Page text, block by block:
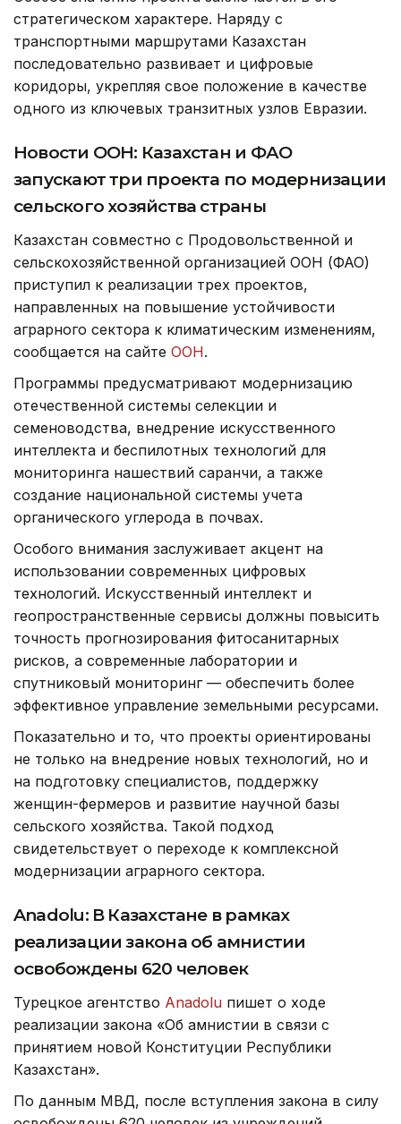
стратегическом характере. Наряду с
транспортными маршрутами Казахстан
последовательно развивает и цифровые
коридоры, укрепляя свое положение в качестве
одного из ключевых транзитных узлов Евразии.
Новости ООН: Казахстан и ФАО
запускают три проекта по модернизации
сельского хозяйства страны
Казахстан совместно с Продовольственной и
сельскохозяйственной организацией ООН (ФАО)
приступил к реализации трех проектов,
направленных на повышение устойчивости
аграрного сектора к климатическим изменениям,
сообщается на сайте ООН.
Программы предусматривают модернизацию
отечественной системы селекции и
семеноводства, внедрение искусственного
интеллекта и беспилотных технологий для
мониторинга нашествий саранчи, а также
создание национальной системы учета
органического углерода в почвах.
Особого внимания заслуживает акцент на
использовании современных цифровых
технологий. Искусственный интеллект и
геопространственные сервисы должны повысить
точность прогнозирования фитосанитарных
рисков, а современные лаборатории и
спутниковый мониторинг — обеспечить более
эффективное управление земельными ресурсами.
Показательно и то, что проекты ориентированы
не только на внедрение новых технологий, но и
на подготовку специалистов, поддержку
женщин-фермеров и развитие научной базы
сельского хозяйства. Такой подход
свидетельствует о переходе к комплексной
модернизации аграрного сектора.
Anadolu: В Казахстане в рамках
реализации закона об амнистии
освобождены 620 человек
Турецкое агентство Anadolu пишет о ходе
реализации закона «Об амнистии в связи с
принятием новой Конституции Республики
Казахстан».
По данным МВД, после вступления закона в силу